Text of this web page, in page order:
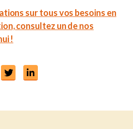
sur tous vos besoins en
consultez un de nos
!